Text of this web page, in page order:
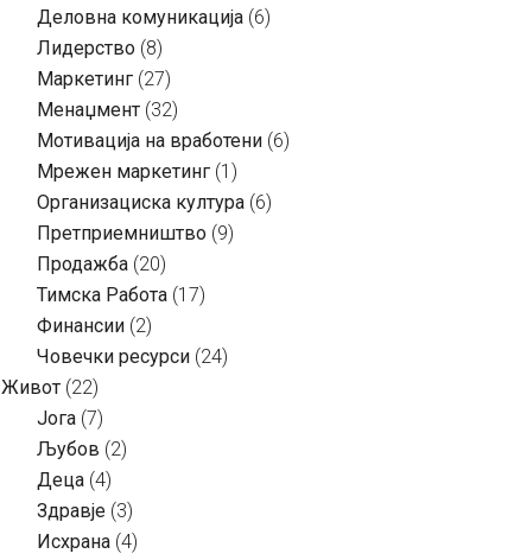
Деловна комуникација (6)
Лидерство (8)
Маркетинг (27)
Менаџмент (32)
Мотивација на вработени (6)
Мрежен маркетинг (1)
Организациска култура (6)
Претприемништво (9)
Продажба (20)
Тимска Работа (17)
Финансии (2)
Човечки ресурси (24)
Живот (22)
Јога (7)
Љубов (2)
Деца (4)
Здравје (3)
Исхрана (4)